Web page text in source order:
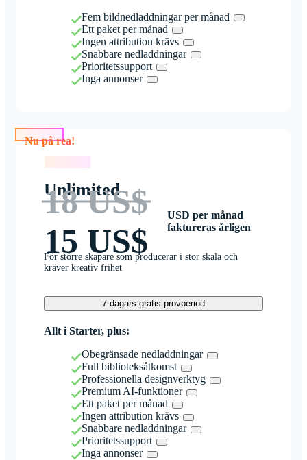
Fem bildnedladdningar per månad
Ett paket per månad
Ingen attribution krävs
Snabbare nedladdningar
Prioritetssupport
Inga annonser
Nu på rea!
Unlimited
18 US$
15 US$
USD per månad
faktureras årligen
För större skapare som producerar i stor skala och
kräver kreativ frihet
7 dagars gratis provperiod
Allt i Starter, plus:
Obegränsade nedladdningar
Full biblioteksåtkomst
Professionella designverktyg
Premium AI-funktioner
Ett paket per månad
Ingen attribution krävs
Snabbare nedladdningar
Prioritetssupport
Inga annonser